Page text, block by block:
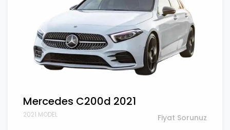
Mercedes C200d 2021
2021 MODEL Fiyat Sorunuz